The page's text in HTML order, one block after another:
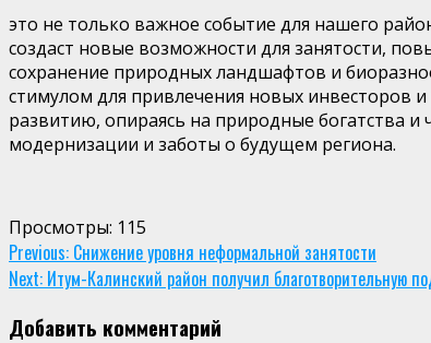
это не только важное событие для нашего
создаст новые возможности для занятости,
сохранение природных ландшафтов и
стимулом для привлечения новых инвесторов и
развитию, опираясь на природные богатства
модернизации и заботы о будущем региона.
Просмотры: 115
Continue
Reading
Previous: Снижение уровня неформальной занятости
Next: Итум-Калинский район получил благотворительную
Добавить комментарий